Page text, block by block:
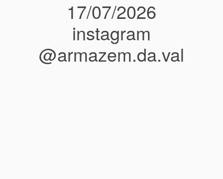
17/07/2026
instagram
@armazem.da.val